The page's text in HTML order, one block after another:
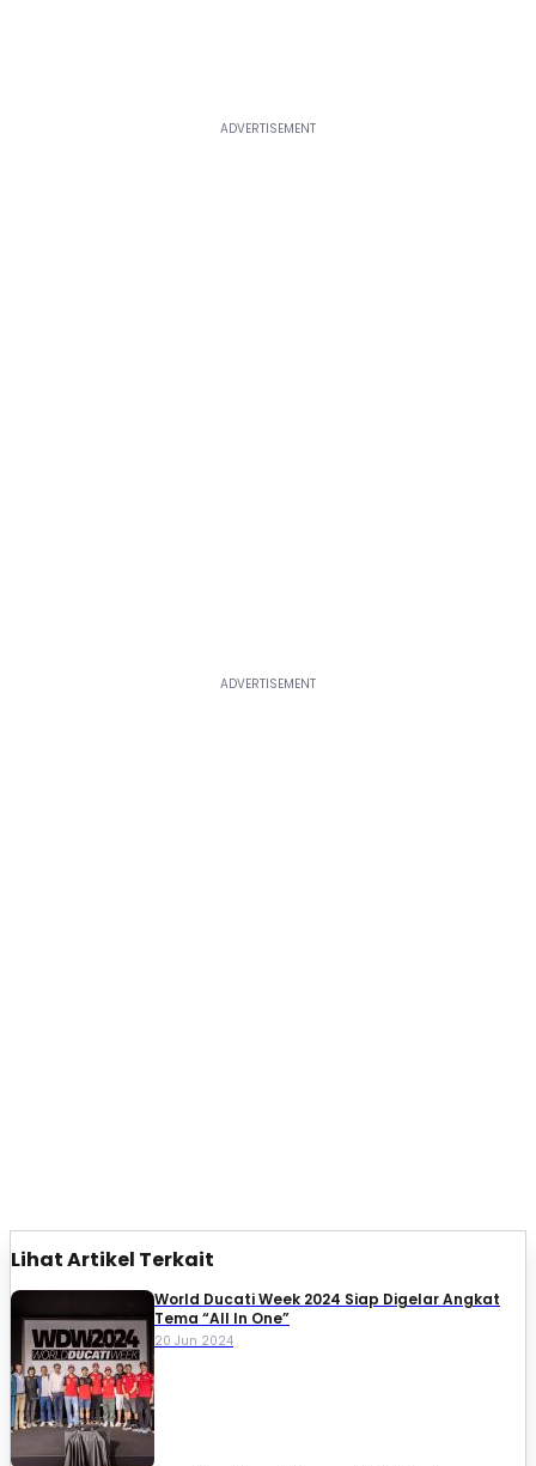
Lihat Artikel Terkait
World Ducati Week 2024 Siap Digelar Angkat
Tema “All In One”
20 Jun 2024